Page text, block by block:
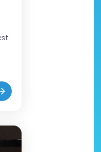
L’UX
DESIGNER
MODE